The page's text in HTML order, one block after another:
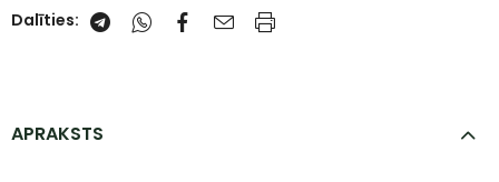
Dalīties:
APRAKSTS